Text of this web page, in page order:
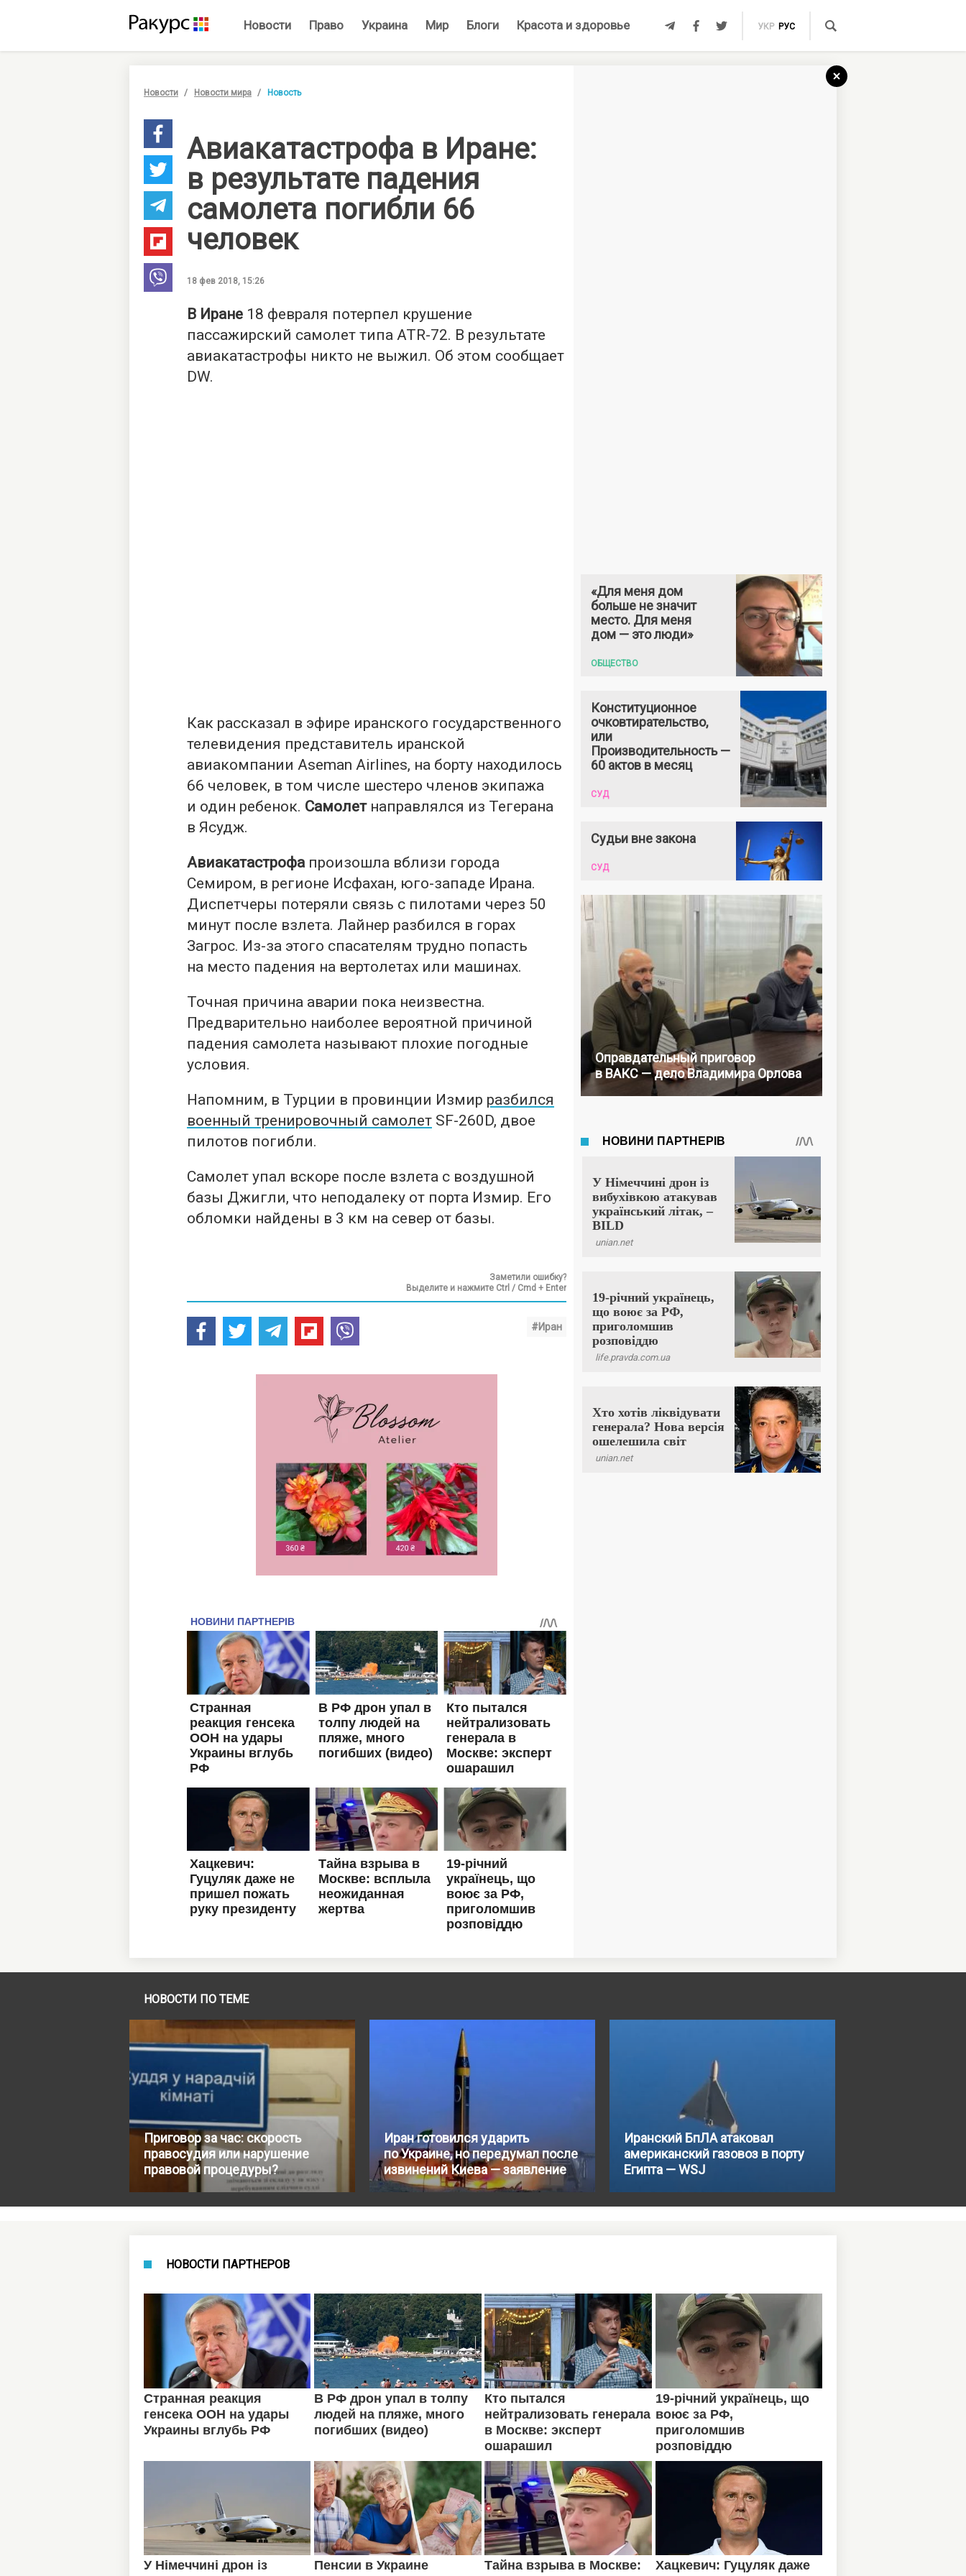
Новости Право Украина Мир Блоги Красота и здоровье УКР РУС
Новости Новости мира Новость
Авиакатастрофа в Иране:
в результате падения
самолета погибли 66
человек
18 фев 2018, 15:26
В Иране 18 февраля потерпел крушение
пассажирский самолет типа ATR-72. В результате
авиакатастрофы никто не выжил. Об этом сообщает
DW.
Как рассказал в эфире иранского государственного
телевидения представитель иранской
авиакомпании Aseman Airlines, на борту находилось
66 человек, в том числе шестеро членов экипажа
и один ребенок. Самолетнаправлялся из Тегерана
в Ясудж.
Авиакатастрофапроизошла вблизи города
Семиром, в регионе Исфахан, юго-западе Ирана.
Диспетчеры потеряли связь с пилотами через 50
минут после взлета. Лайнер разбился в горах
Загрос. Из-за этого спасателям трудно попасть
на место падения на вертолетах или машинах.
Точная причина аварии пока неизвестна.
Предварительно наиболее вероятной причиной
падения самолета называют плохие погодные
условия.
Напомним, в Турции в провинции Измир разбился
военный тренировочный самолет SF-260D, двое
пилотов погибли.
Самолет упал вскоре после взлета с воздушной
базы Джигли, что неподалеку от порта Измир. Его
обломки найдены в 3 км на север от базы.
Заметили ошибку?
Выделите и нажмите Ctrl / Cmd + Enter
#Иран
«Для меня дом
больше не значит
место. Для меня
дом — это люди»
ОБЩЕСТВО
Конституционное
очковтирательство,
или
Производительность —
60 актов в месяц
СУД
Судьи вне закона
СУД
Оправдательный приговор
в ВАКС — дело Владимира Орлова
НОВОСТИ ПО ТЕМЕ
Приговор за час: скорость
правосудия или нарушение
правовой процедуры?
Иран готовился ударить
по Украине, но передумал после
извинений Киева — заявление
Иранский БпЛА атаковал
американский газовоз в порту
Египта — WSJ
НОВОСТИ ПАРТНЕРОВ